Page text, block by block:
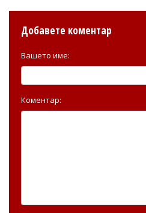
Добавете коментар
Вашето име:
Коментар: